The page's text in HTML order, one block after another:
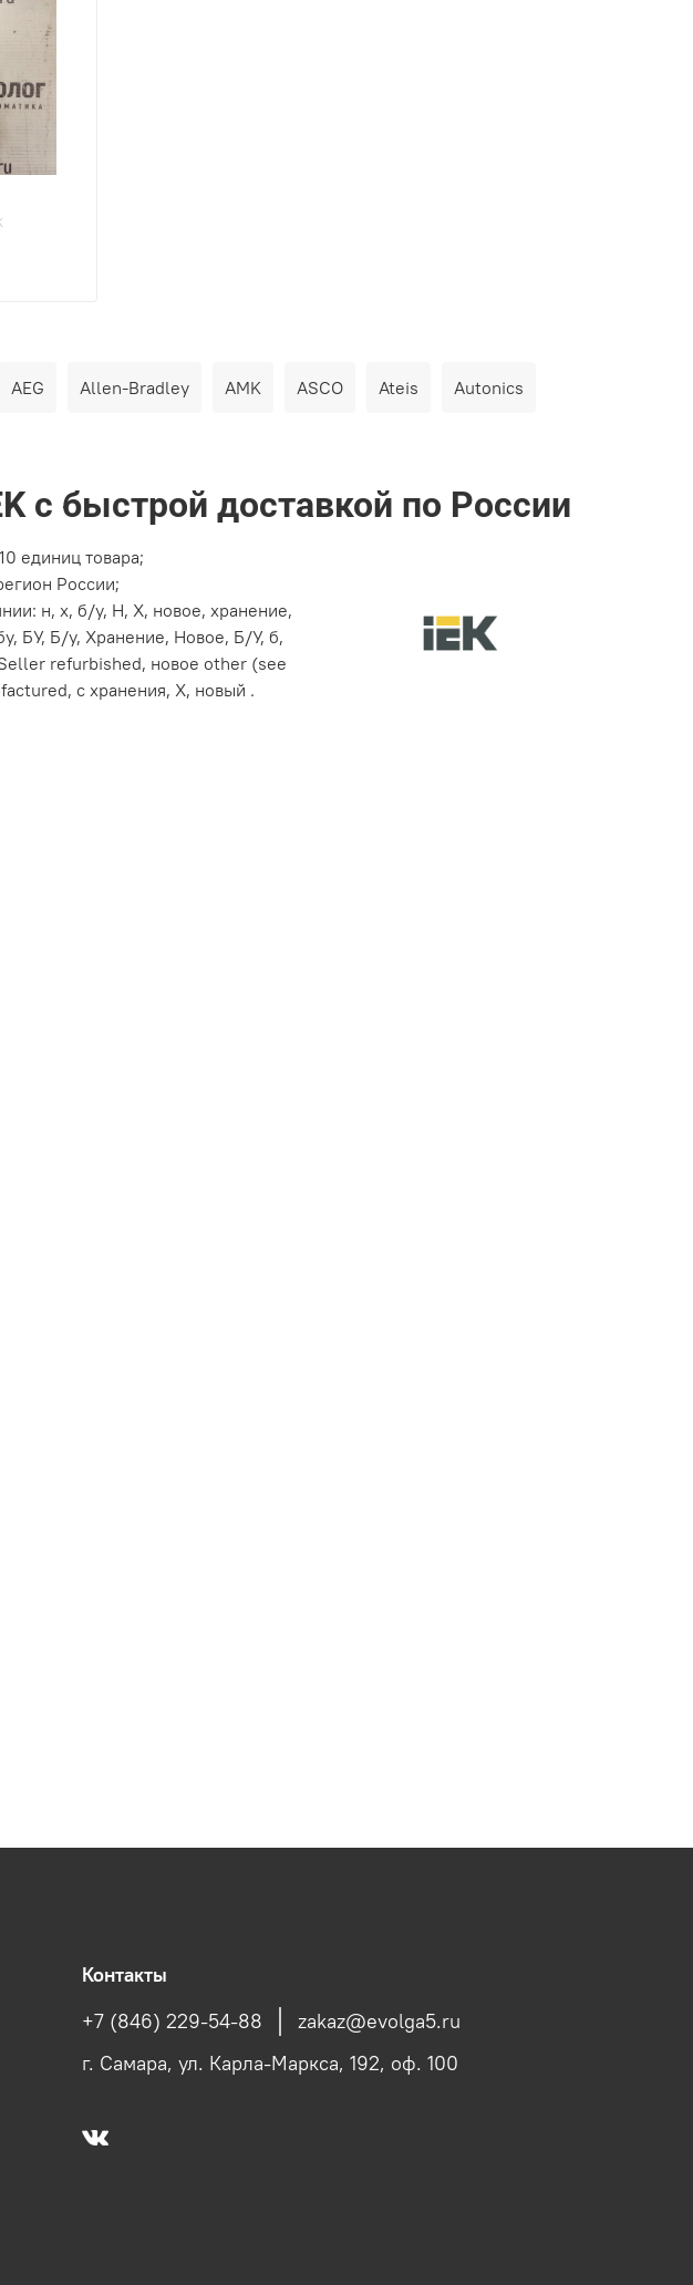
AEG Allen-Bradley AMK ASCO Ateis
Autonics
с быстрой доставкой по России
единиц товара;
России;
н, х, б/у, Н, Х, новое, хранение,
БУ, Б/у, Хранение, Новое, Б/У, б,
refurbished, новое other (see
с хранения, X, новый .
Контакты
+7 (846) 229-54-88
zakaz@evolga5.ru
г. Самара, ул. Карла-Маркса, 192, оф. 100